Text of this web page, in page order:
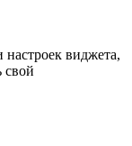
виджета,
свой